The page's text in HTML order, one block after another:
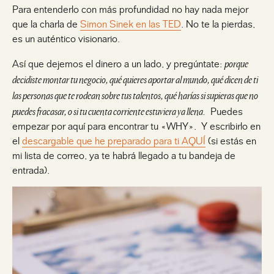
Para entenderlo con más profundidad no hay nada mejor
que la charla de Simon Sinek en las TED. No te la pierdas,
es un auténtico visionario.
Así que dejemos el dinero a un lado, y pregúntate: porque
decidiste montar tu negocio, qué quieres aportar al mundo, qué dicen de ti
las personas que te rodean sobre tus talentos, qué harías si supieras que no
puedes fracasar, o si tu cuenta corriente estuviera ya llena.
Puedes
empezar por aquí para encontrar tu «WHY». Y escribirlo en
el descargable que he preparado para ti AQUÍ (si estás en
mi lista de correo, ya te habrá llegado a tu bandeja de
entrada).